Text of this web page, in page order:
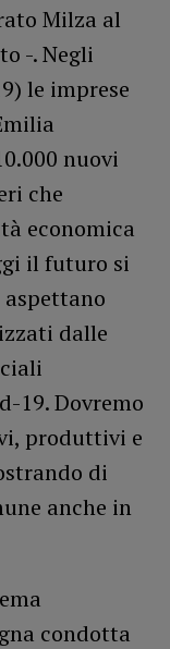
Milza al
-. Negli
le imprese
nuovi
che
economica
il futuro si
dalle
19. Dovremo
produttivi e
di
anche in
condotta